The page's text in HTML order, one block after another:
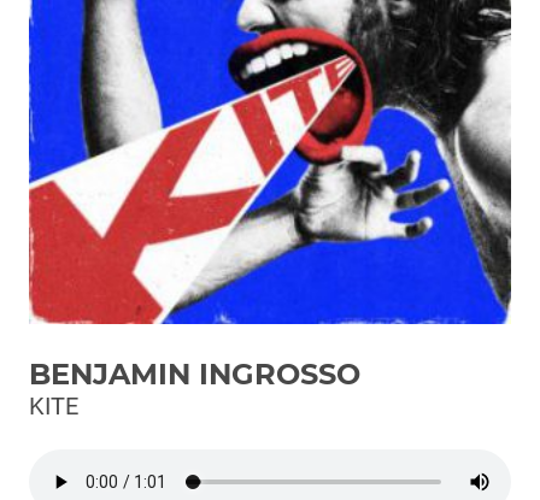
3xTe
Interviste
Playlist
Novità
Subasio Playlist
Web Radio
Radio Subasio
Radio Subasio +
Radio Suby
BENJAMIN INGROSSO
KITE